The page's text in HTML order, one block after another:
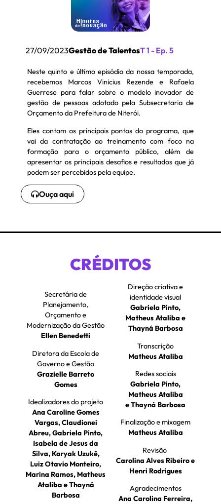
27/09/2023Gestão de TalentosT 1 - Ep. 5
Neste quinto e último episódio da nossa temporada,
recebemos Marcos Vinicius Rezende e Rafaela
Guerrese para falar sobre o modelo inovador de
gestão de pessoas adotado pela Subsecretaria de
Orçamento da Prefeitura de Niterói.
Eles contam os principais pontos do programa, que
vai da contratação ao treinamento com foco na
formação para o orçamento público, além de
apresentar os principais desafios e resultados que já
podem ser percebidos pela equipe.
Ouça aqui
CRÉDITOS
Secretária de
Planejamento,
Orçamento e
Modernização da Gestão
Ellen Benedetti
Diretora da Escola de
Governo e Gestão
Grazielle Barreto
Gomes
Idealizadores do projeto
Ana Caroline Gomes
Vargas, Claudionei
Abreu, Gabriela Pinto,
Isabela de Jesus da
Silva, Karyak Uzukê,
Luiz Otavio Monteiro,
Marina Ramos, Matheus
Ataliba e Thayná
Barbosa
Direção criativa e
identidade visual
Gabriela Pinto,
Matheus Ataliba e
Thayná Barbosa
Transcrição
Matheus Ataliba
Redes sociais
Gabriela Pinto,
Matheus Ataliba
e Thayná Barbosa
Finalização e mixagem
Matheus Ataliba
Revisão
Carolina Alves Ribeiro e
Henri Rodrigues
Agradecimentos
Ana Carolina Ferreira,